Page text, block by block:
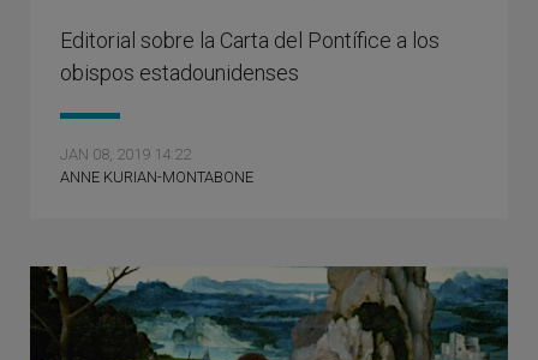
Editorial sobre la Carta del Pontífice a los
obispos estadounidenses
JAN 08, 2019 14:22
ANNE KURIAN-MONTABONE